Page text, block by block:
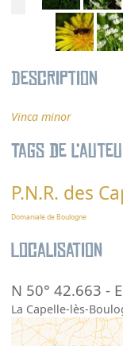
Description
Vinca minor
Tags de
P.N.R. des
Domaniale de Boulogne
Localisation
N 50° 42.663 -
La Capelle-lès-